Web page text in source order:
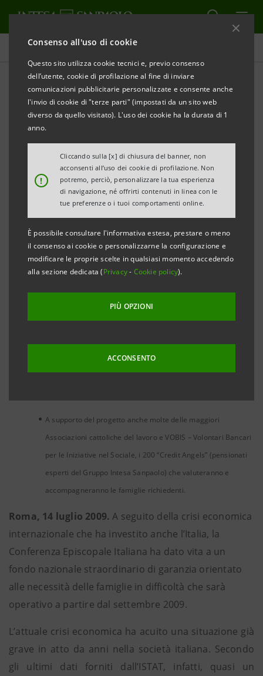
Consenso all'uso di cookie
Questo sito utilizza cookie tecnici e, previo consenso
dell’utente, cookie di profilazione al fine di inviare
comunicazioni pubblicitarie personalizzate e consente anche
l'invio di cookie di "terze parti" (impostati da un sito web
diverso da quello visitato). L'uso dei cookie ha la durata di 1
anno.
!
Cliccando sulla [x] di chiusura del banner, non
acconsenti all’uso dei cookie di profilazione. Non
potremo, perciò, personalizzare la tua esperienza
di navigazione, né offrirti contenuti in linea con le
tue preferenze o i tuoi comportamenti online.
È possibile consultare l'informativa estesa, prestare o meno
il consenso ai cookie o personalizzarne la configurazione e
modificare le proprie scelte in qualsiasi momento accedendo
alla sezione dedicata (Privacy- Cookie policy).
PIÙ OPZIONI
ACCONSENTO
Comunicati stampa
STAMPA AGGIORNA
INTESA SANPAOLO, BANCA PROSSIMA E
CONFERENZA EPISCOPALE ITALIANA IN ACCORDO
PER IL “PRESTITO DELLA SPERANZA”
“Nota: il presente comunicato stampa è pubblicato a
fini di archivio storico e si riferisce a un’iniziativa
conclusa. Le informazioni contenute non sono
riferibili a prodotti o iniziative attualmente attivi.”
L’esperienza di Intesa Sanpaolo nei progetti di accesso al
credito al servizio del Prestito della Speranza: un approccio
innovativo consente di applicare da subito il moltiplicatore 10
modello di microcredito di Intesa Sanpaolo viene data
escludere altre esigenze manifestate dalle famiglie in
difficoltà. Un check-up periodico e l’erogazione bimestrale del
A supporto del progetto anche molte delle maggiori
Associazioni cattoliche del lavoro e VOBIS – Volontari Bancari
per le Iniziative nel Sociale, i 200 “Credit Angels” (pensionati
esperti del Gruppo Intesa Sanpaolo) che valuteranno e
accompagneranno le famiglie richiedenti.
Roma, 14 luglio 2009. A seguito della crisi economica
internazionale che ha investito anche l’Italia, la
Conferenza Episcopale Italiana ha dato vita a un
fondo nazionale straordinario di garanzia orientato
alle necessità delle famiglie in difficoltà che sarà
operativo a partire dal settembre 2009.
L’attuale crisi economica ha acuito una situazione già
grave in atto da anni nella società italiana. Secondo
gli ultimi dati forniti dall’ISTAT, infatti, quasi un